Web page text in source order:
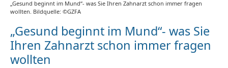
„Gesund beginnt im Mund“- was Sie Ihren Zahnarzt schon immer fragen
wollten. Bildquelle: ©GZFA
„Gesund beginnt im Mund“- was Sie
Ihren Zahnarzt schon immer fragen
wollten